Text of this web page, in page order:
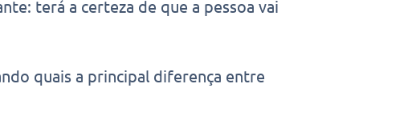
terá a certeza de que a pessoa vai
quais a principal diferença entre